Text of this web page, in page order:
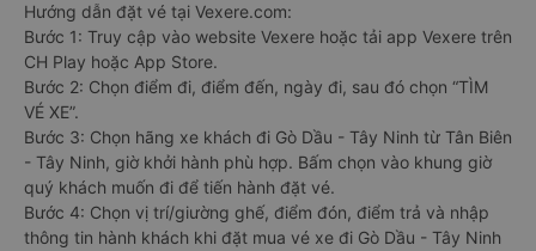
Hướng dẫn đặt vé tại Vexere.com:
Bước 1: Truy cập vào website Vexere hoặc tải app Vexere trên
CH Play hoặc App Store.
Bước 2: Chọn điểm đi, điểm đến, ngày đi, sau đó chọn “TÌM
VÉ XE”.
Bước 3: Chọn hãng xe khách đi Gò Dầu - Tây Ninh từ Tân Biên
- Tây Ninh, giờ khởi hành phù hợp. Bấm chọn vào khung giờ
quý khách muốn đi để tiến hành đặt vé.
Bước 4: Chọn vị trí/giường ghế, điểm đón, điểm trả và nhập
thông tin hành khách khi đặt mua vé xe đi Gò Dầu - Tây Ninh